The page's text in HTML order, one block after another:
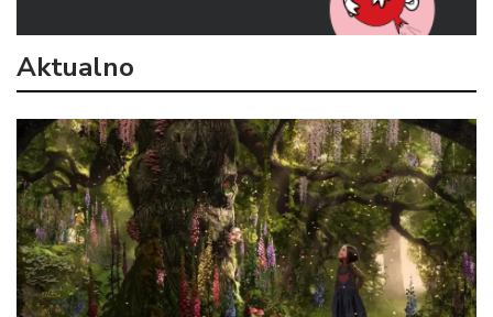
Aktualno